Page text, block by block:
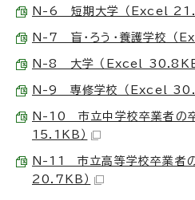
N-6 短期大学 （Excel
N-7 盲・ろう・養護学校 （
N-8 大学 （Excel 30.8KB
N-9 専修学校 （Excel
N-10 市立中学校卒業者の
15.1KB）
N-11 市立高等学校卒業者
20.7KB）